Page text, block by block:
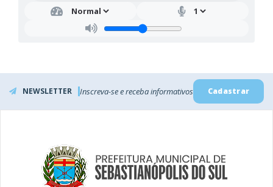
NEWSLETTER Inscreva-se e receba informativos Cadastrar